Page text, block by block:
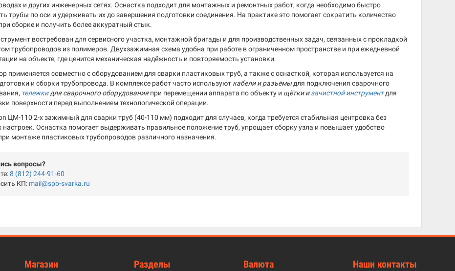
и других инженерных сетях. Оснастка подходит для монтажных и ремонтных работ, когда необходимо быстро
трубы по оси и удерживать их до завершения подготовки соединения. На практике это помогает сократить количество
сборке и получить более аккуратный стык.
востребован для сервисного участка, монтажной бригады и для производственных задач, связанных с прокладкой
трубопроводов из полимеров. Двухзажимная схема удобна при работе в ограниченном пространстве и при ежедневной
на объекте, где ценится механическая надёжность и повторяемость установки.
применяется совместно с оборудованием для сварки пластиковых труб, а также с оснасткой, которая используется на
и сборки трубопровода. В комплексе работ часто используют кабели и разъёмыдля подключения сварочного
тележкидля сварочного оборудованияпри перемещении аппарата по объекту и щётки изачистной инструментдля
поверхности перед выполнением технологической операции.
ЦМ-110 2-х зажимный для сварки труб (40-110 мм) подходит для случаев, когда требуется стабильная центровка без
Оснастка помогает выдерживать правильное положение труб, упрощает сборку узла и повышает удобство
монтаже пластиковых трубопроводов различного назначения.
вопросы?
8 (812) 244-91-60
КП: mail@spb-svarka.ru
Магазин Разделы Валюта Наши контакты